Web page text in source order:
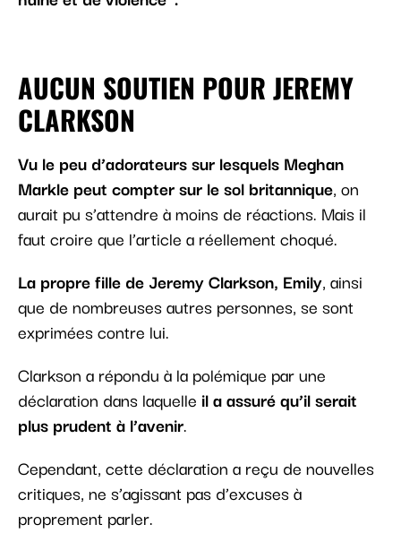
AUCUN SOUTIEN POUR JEREMY
CLARKSON
Vu le peu d’adorateurs sur lesquels Meghan
Markle peut compter sur le sol britannique, on
aurait pu s’attendre à moins de réactions. Mais il
faut croire que l’article a réellement choqué.
La propre fille de Jeremy Clarkson, Emily, ainsi
que de nombreuses autres personnes, se sont
exprimées contre lui.
Clarkson a répondu à la polémique par une
déclaration dans laquelle il a assuré qu’il serait
plus prudent à l’avenir.
Cependant, cette déclaration a reçu de nouvelles
critiques, ne s’agissant pas d’excuses à
proprement parler.